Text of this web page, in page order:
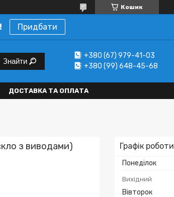
Кошик
Придбати
Знайти
+380 (67) 979-41-03
+380 (99) 648-45-68
ДОСТАВКА ТА ОПЛАТА
Графік роботи
Понеділок
Вихідний
Вівторок
з виводами)